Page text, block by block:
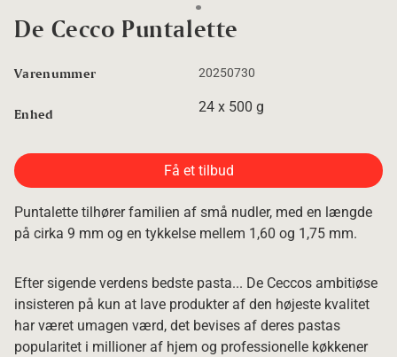
De Cecco Puntalette
Varenummer 20250730
Enhed 24 x 500 g
Få et tilbud
Puntalette tilhører familien af små nudler, med en længde
på cirka 9 mm og en tykkelse mellem 1,60 og 1,75 mm.
Efter sigende verdens bedste pasta... De Ceccos ambitiøse
insisteren på kun at lave produkter af den højeste kvalitet
har været umagen værd, det bevises af deres pastas
popularitet i millioner af hjem og professionelle køkkener